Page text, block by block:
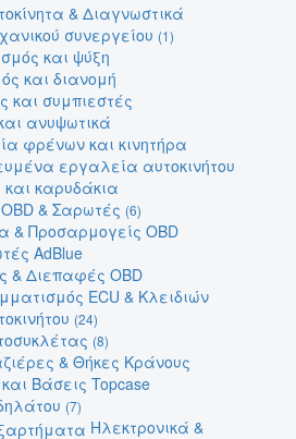
& Διαγνωστικά
συνεργείου (1)
και ψύξη
και διανομή
και συμπιεστές
ανυψωτικά
φρένων και κινητήρα
εργαλεία αυτοκινήτου
και καρυδάκια
& Σαρωτές (6)
& Προσαρμογείς OBD
AdBlue
& Διεπαφές OBD
ECU & Κλειδιών
(24)
(8)
& Θήκες Κράνους
Βάσεις Topcase
(7)
Ηλεκτρονικά &